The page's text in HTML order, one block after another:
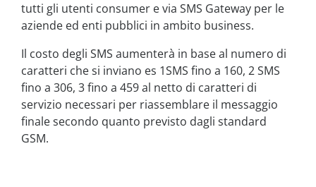
tutti gli utenti consumer e via SMS Gateway per le
aziende ed enti pubblici in ambito business.
Il costo degli SMS aumenterà in base al numero di
caratteri che si inviano es 1SMS fino a 160, 2 SMS
fino a 306, 3 fino a 459 al netto di caratteri di
servizio necessari per riassemblare il messaggio
finale secondo quanto previsto dagli standard
GSM.